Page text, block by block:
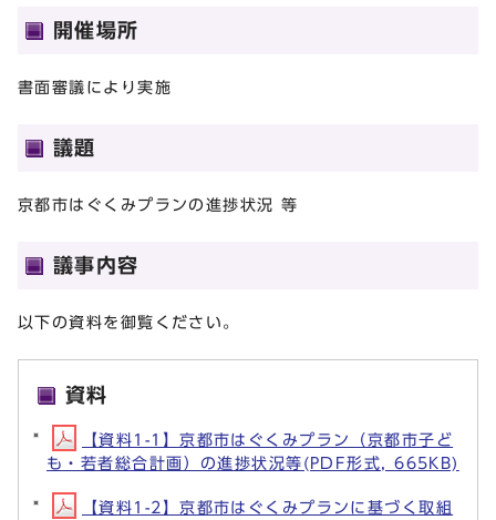
開催場所
書面審議により実施
議題
京都市はぐくみプランの進捗状況 等
議事内容
以下の資料を御覧ください。
資料
【資料1-1】京都市はぐくみプラン（京都市子ど
も・若者総合計画）の進捗状況等(PDF形式, 665KB)
【資料1-2】京都市はぐくみプランに基づく取組